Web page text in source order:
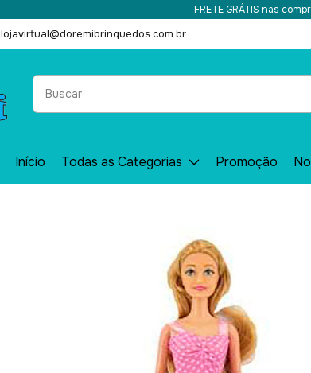
FRETE GRÁTIS nas
lojavirtual@doremibrinquedos.com.br
Início Todas as Categorias Promoção